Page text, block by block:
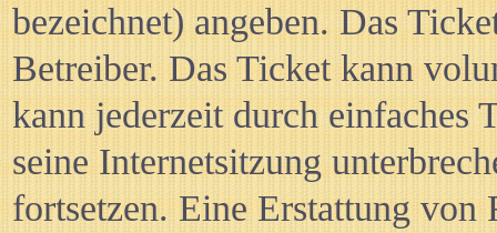
bezeichnet) angeben. Das
Betreiber. Das Ticket kann
kann jederzeit durch einfaches
seine Internetsitzung
fortsetzen. Eine Erstattung